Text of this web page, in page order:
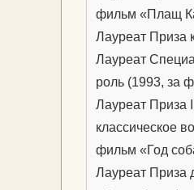
фильм «Плащ
Лауреат Приза
Лауреат
роль (1993, за
Лауреат Приза
классическое
фильм «Год
Лауреат Приза